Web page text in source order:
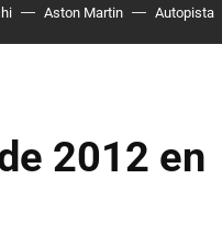
Aston Martin Autopista
2012 en